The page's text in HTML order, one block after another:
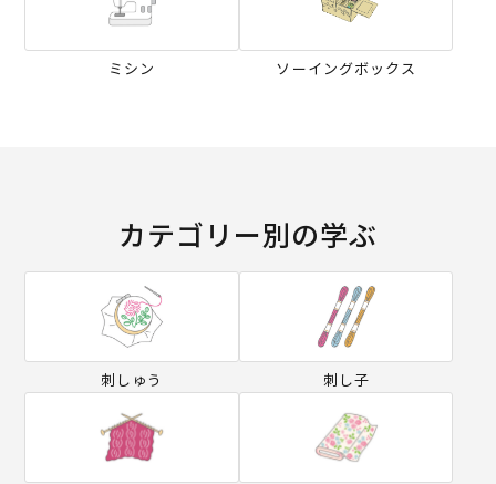
ミシン ソーイングボックス
カテゴリー別の学ぶ
刺しゅう 刺し子